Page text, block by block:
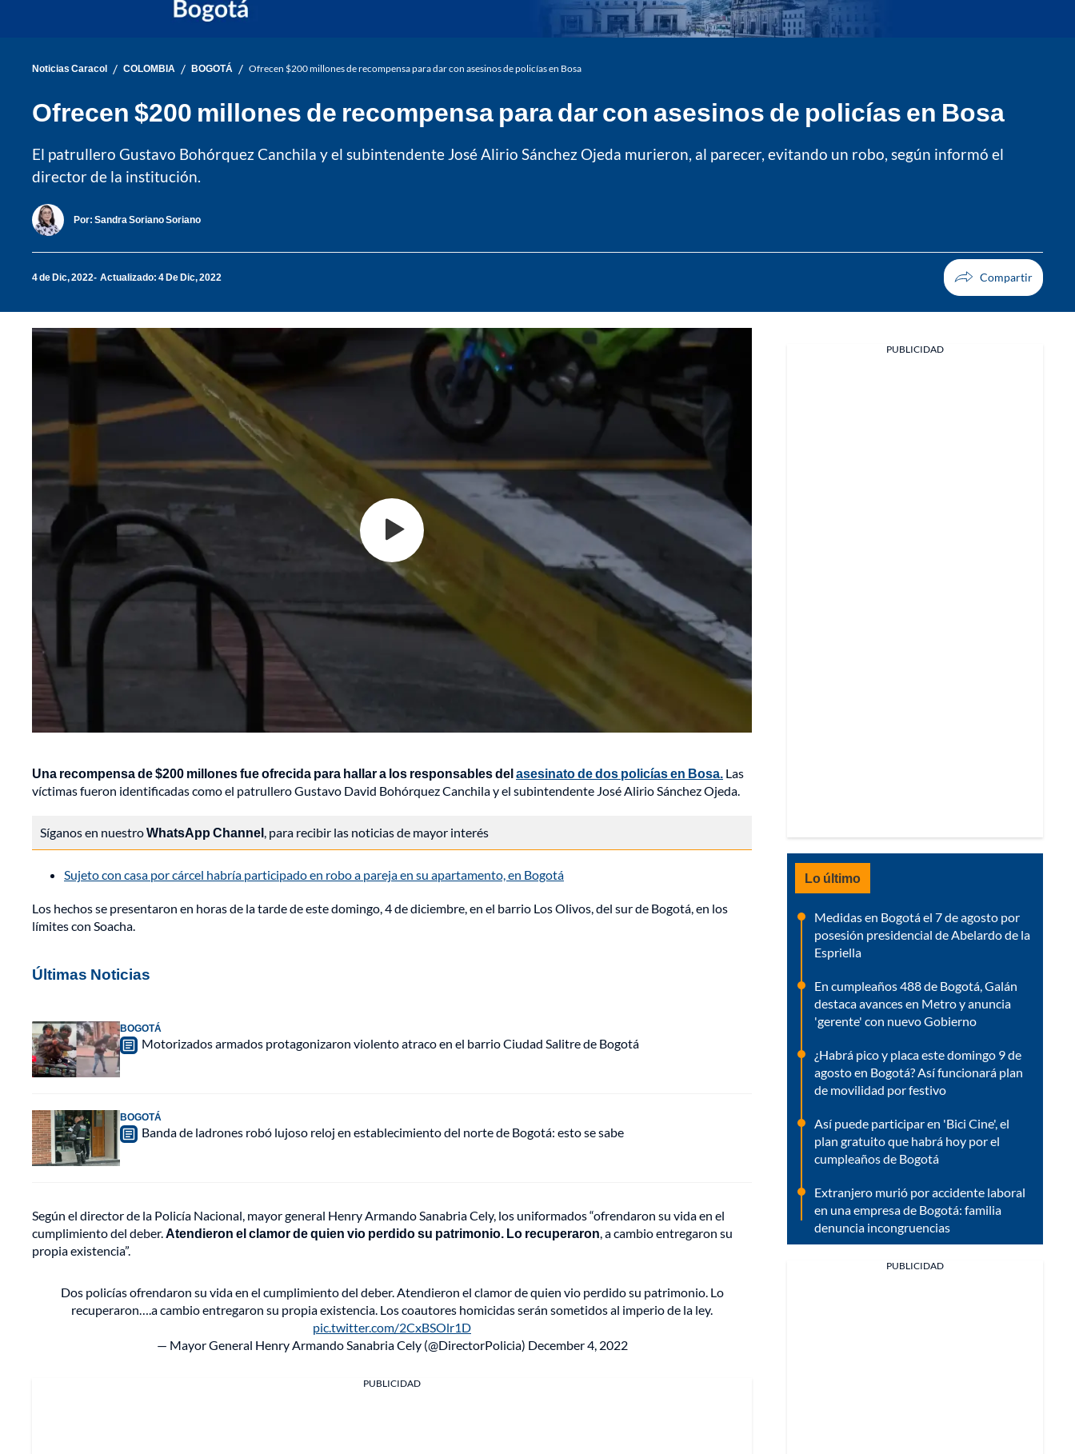
Noticias Caracol / COLOMBIA / BOGOTÁ / Ofrecen $200 millones de recompensa para dar con asesinos de policías en Bosa
Ofrecen $200 millones de recompensa para dar con asesinos de policías en Bosa
El patrullero Gustavo Bohórquez Canchila y el subintendente José Alirio Sánchez Ojeda murieron, al parecer, evitando un robo, según informó el
director de la institución.
Por: Sandra Soriano Soriano
4 de Dic, 2022 Actualizado: 4 De Dic, 2022
Una recompensa de $200 millones fue ofrecida para hallar a los responsables delasesinato de dos policías en Bosa. Las
víctimas fueron identificadas como el patrullero Gustavo David Bohórquez Canchila y el subintendente José Alirio Sánchez Ojeda.
Síganos en nuestroWhatsApp Channel, para recibir las noticias de mayor interés
Sujeto con casa por cárcel habría participado en robo a pareja en su apartamento, en Bogotá
Los hechos se presentaron en horas de la tarde de este domingo, 4 de diciembre, en el barrio Los Olivos, del sur de Bogotá, en los
límites con Soacha.
Últimas Noticias
BOGOTÁ
Motorizados armados protagonizaron violento atraco en el barrio Ciudad Salitre de Bogotá
BOGOTÁ
Banda de ladrones robó lujoso reloj en establecimiento del norte de Bogotá: esto se sabe
Según el director de la Policía Nacional, mayor general Henry Armando Sanabria Cely, los uniformados “ofrendaron su vida en el
cumplimiento del deber.Atendieron el clamor de quien vio perdido su patrimonio. Lo recuperaron, a cambio entregaron su
propia existencia”.
Dos policías ofrendaron su vida en el cumplimiento del deber. Atendieron el clamor de quien vio perdido su patrimonio. Lo
recuperaron….a cambio entregaron su propia existencia. Los coautores homicidas serán sometidos al imperio de la ley.
pic.twitter.com/2CxBSOlr1D
— Mayor General Henry Armando Sanabria Cely (@DirectorPolicia) December 4, 2022
PUBLICIDAD
PUBLICIDAD
Lo último
Medidas en Bogotá el 7 de agosto por
posesión presidencial de Abelardo de la
Espriella
En cumpleaños 488 de Bogotá, Galán
destaca avances en Metro y anuncia
'gerente' con nuevo Gobierno
¿Habrá pico y placa este domingo 9 de
agosto en Bogotá? Así funcionará plan
de movilidad por festivo
Así puede participar en 'Bici Cine', el
plan gratuito que habrá hoy por el
cumpleaños de Bogotá
Extranjero murió por accidente laboral
en una empresa de Bogotá: familia
denuncia incongruencias
PUBLICIDAD